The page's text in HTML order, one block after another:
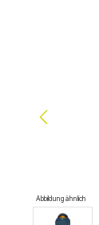
Abbildung ähnlich